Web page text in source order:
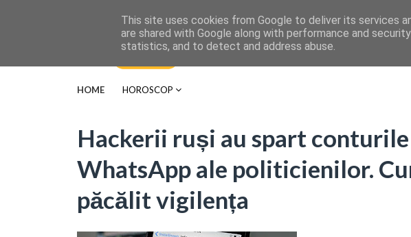
HOME HOROSCOP
Hackerii ruși au spart
WhatsApp ale politicienilor.
păcălit vigilența
This site uses cookies from Google to deliver its services
are shared with Google along with performance and
statistics, and to detect and address abuse.